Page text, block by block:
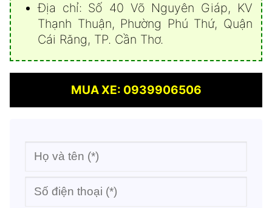
Địa chỉ: Số 40 Võ Nguyên Giáp, KV
Thạnh Thuận, Phường Phú Thứ, Quận
Cái Răng, TP. Cần Thơ.
MUA XE: 0939906506